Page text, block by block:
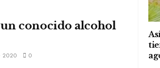
conocido alcohol
2020 0